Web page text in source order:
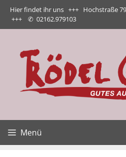
Zum
Inhalt
springen
Hier findet ihr uns +++ Hochstraße
+++ ✆ 02162.979103
Menü